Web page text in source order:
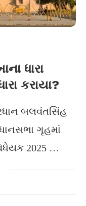
ધારા
કરાયા?
બલવંતસિંહ
ગૃહમાં
2025 …